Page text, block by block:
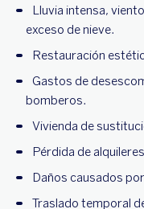
Lluvia intensa,
exceso de nieve.
Restauración
Gastos de
bomberos.
Vivienda de
Pérdida de
Daños causados
Traslado temporal